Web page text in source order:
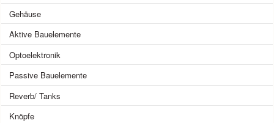
Gehäuse
Aktive Bauelemente
Optoelektronik
Passive Bauelemente
Reverb/ Tanks
Knöpfe